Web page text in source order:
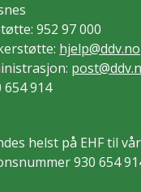
952 97 000
hjelp@ddv.no
654 914
helst på EHF til
930 654